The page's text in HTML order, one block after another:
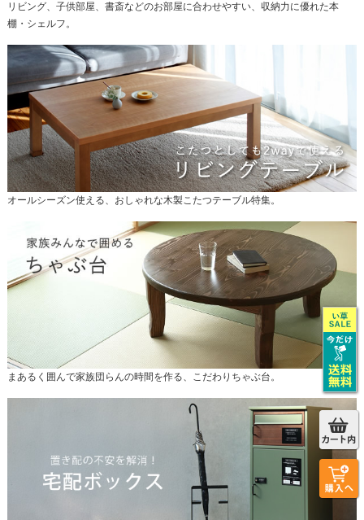
リビング、子供部屋、書斎などのお部屋に合わせやすい、収納力に優れた本
棚・シェルフ。
オールシーズン使える、おしゃれな木製こたつテーブル特集。
まあるく囲んで家族団らんの時間を作る、こだわりちゃぶ台。